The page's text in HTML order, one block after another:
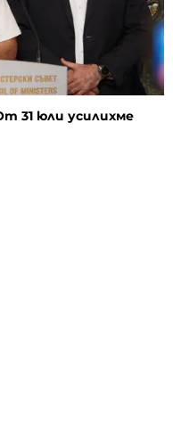
31 юли усилихме